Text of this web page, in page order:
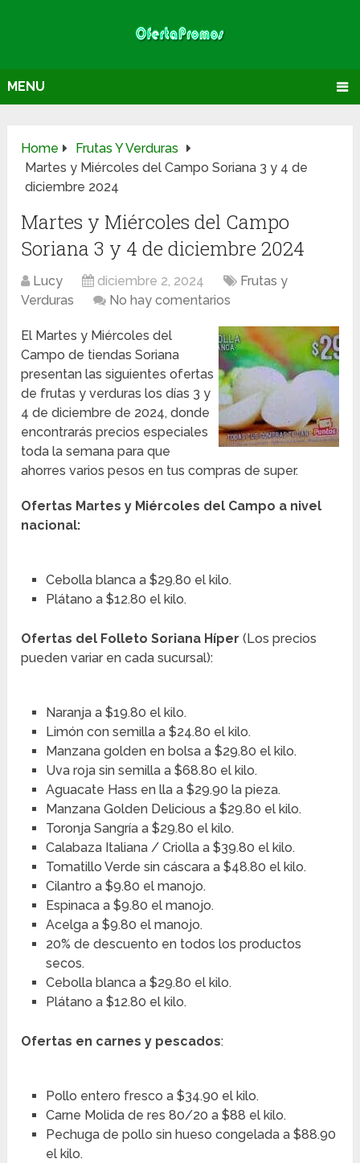
MENU
Home
Frutas Y Verduras
Martes y Miércoles del Campo Soriana 3 y 4 de
diciembre 2024
Martes y Miércoles del Campo
Soriana 3 y 4 de diciembre 2024
Lucy diciembre 2, 2024
Frutas y
Verduras
No hay comentarios
El Martes y Miércoles del
Campo de tiendas Soriana
presentan las siguientes ofertas
de frutas y verduras los días 3 y
4 de diciembre de 2024, donde
encontrarás precios especiales
toda la semana para que
ahorres varios pesos en tus compras de super.
Ofertas Martes y Miércoles del Campo a nivel
nacional:
Cebolla blanca a $29.80 el kilo.
Plátano a $12.80 el kilo.
Ofertas del Folleto Soriana Híper (Los precios
pueden variar en cada sucursal):
Naranja a $19.80 el kilo.
Limón con semilla a $24.80 el kilo.
Manzana golden en bolsa a $29.80 el kilo.
Uva roja sin semilla a $68.80 el kilo.
Aguacate Hass en lla a $29.90 la pieza.
Manzana Golden Delicious a $29.80 el kilo.
Toronja Sangría a $29.80 el kilo.
Calabaza Italiana / Criolla a $39.80 el kilo.
Tomatillo Verde sin cáscara a $48.80 el kilo.
Cilantro a $9.80 el manojo.
Espinaca a $9.80 el manojo.
Acelga a $9.80 el manojo.
20% de descuento en todos los productos
secos.
Cebolla blanca a $29.80 el kilo.
Plátano a $12.80 el kilo.
Ofertas en carnes y pescados:
Pollo entero fresco a $34.90 el kilo.
Carne Molida de res 80/20 a $88 el kilo.
Pechuga de pollo sin hueso congelada a $88.90
el kilo.